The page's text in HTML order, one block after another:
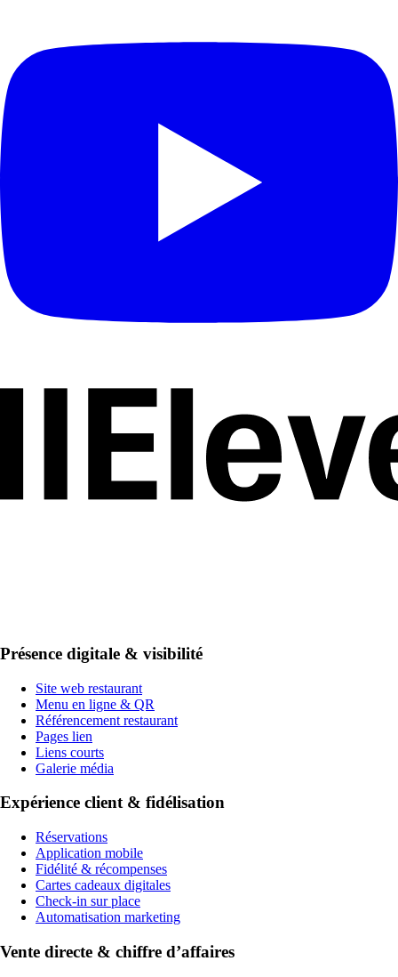
Présence digitale & visibilité
Site web restaurant
Menu en ligne & QR
Référencement restaurant
Pages lien
Liens courts
Galerie média
Expérience client & fidélisation
Réservations
Application mobile
Fidélité & récompenses
Cartes cadeaux digitales
Check-in sur place
Automatisation marketing
Vente directe & chiffre d’affaires